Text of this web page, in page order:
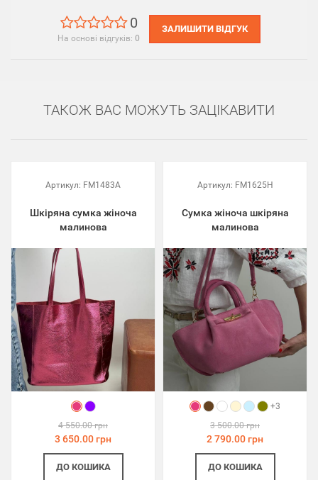
0
На основі відгуків: 0
ЗАЛИШИТИ ВІДГУК
ТАКОЖ ВАС МОЖУТЬ ЗАЦІКАВИТИ
Артикул: FM1483A
Шкіряна сумка жіноча
малинова
4 550.00 грн
3 650.00 грн
ДО КОШИКА
Артикул: FM1625H
Сумка жіноча шкіряна
малинова
+3
3 500.00 грн
2 790.00 грн
ДО КОШИКА